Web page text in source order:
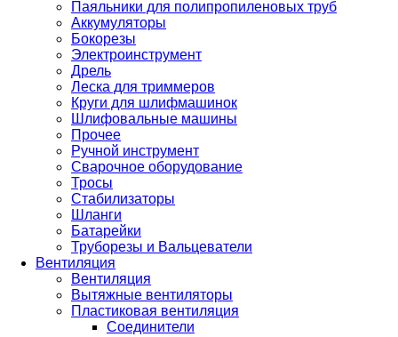
Паяльники для полипропиленовых труб
Аккумуляторы
Бокорезы
Электроинструмент
Дрель
Леска для триммеров
Круги для шлифмашинок
Шлифовальные машины
Прочее
Ручной инструмент
Сварочное оборудование
Тросы
Стабилизаторы
Шланги
Батарейки
Труборезы и Вальцеватели
Вентиляция
Вентиляция
Вытяжные вентиляторы
Пластиковая вентиляция
Соединители